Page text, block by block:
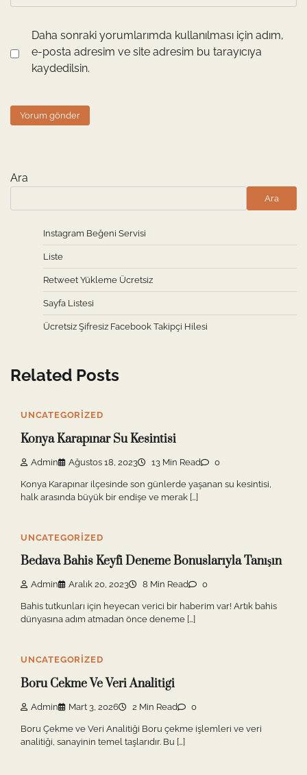
Daha sonraki yorumlarımda kullanılması için adım,
e-posta adresim ve site adresim bu tarayıcıya
kaydedilsin.
Ara
Ara
Instagram Beğeni Servisi
Liste
Retweet Yükleme Ücretsiz
Sayfa Listesi
Ücretsiz Şifresiz Facebook Takipçi Hilesi
Related Posts
UNCATEGORIZED
Konya Karapınar Su Kesintisi
Admin Ağustos 18, 2023 13 Min Read 0
Konya Karapınar ilçesinde son günlerde yaşanan su kesintisi,
halk arasında büyük bir endişe ve merak […]
UNCATEGORIZED
Bedava Bahis Keyfi Deneme Bonuslarıyla Tanışın
Admin Aralık 20, 2023 8 Min Read 0
Bahis tutkunları için heyecan verici bir haberim var! Artık bahis
dünyasına adım atmadan önce deneme […]
UNCATEGORIZED
Boru Cekme Ve Veri Analitigi
Admin Mart 3, 2026 2 Min Read 0
Boru Çekme ve Veri Analitiği Boru çekme işlemleri ve veri
analitiği, sanayinin temel taşlarıdır. Bu […]